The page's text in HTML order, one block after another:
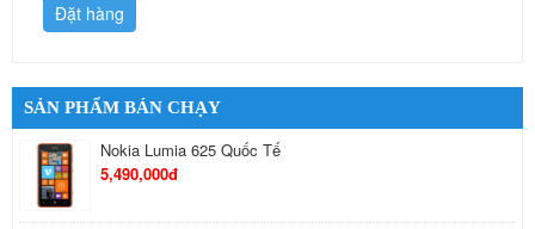
Đặt hàng
SẢN PHẨM BÁN CHẠY
Nokia Lumia 625 Quốc Tế
5,490,000đ